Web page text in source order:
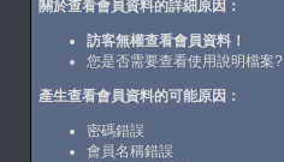
關於查看會員資料的詳細原因：
訪客無權查看會員資料！
您是否需要查看使用說明檔案?
產生查看會員資料的可能原因：
密碼錯誤
會員名稱錯誤